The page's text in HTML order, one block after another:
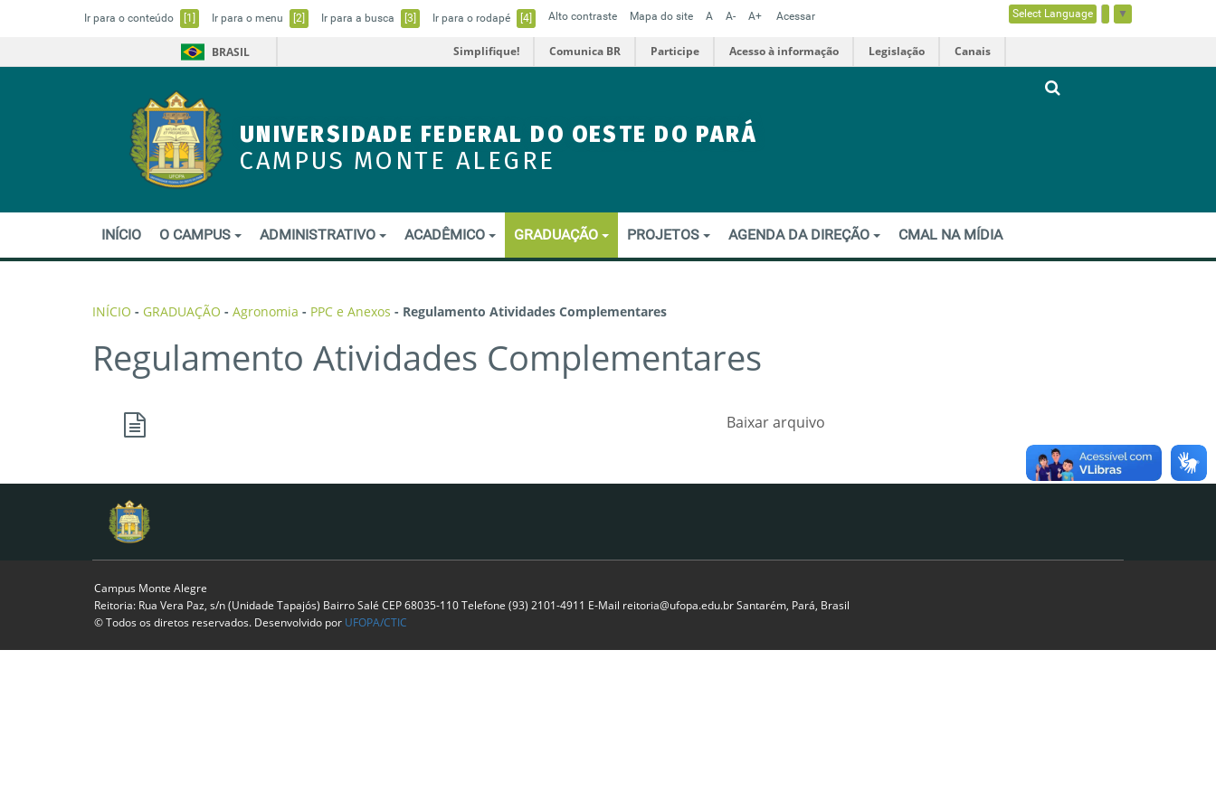
Ir para o conteúdo [1] Ir para o menu [2] Ir para a busca [3] Ir para o rodapé [4] Alto contraste Mapa do site A A- A+ Acessar Select Language ▼
BRASIL Simplifique! Comunica BR Participe Acesso à informação Legislação Canais
UNIVERSIDADE FEDERAL DO OESTE DO PARÁ
CAMPUS MONTE ALEGRE
INÍCIO O CAMPUS ADMINISTRATIVO ACADÊMICO GRADUAÇÃO PROJETOS AGENDA DA DIREÇÃO CMAL NA MÍDIA
INÍCIO - GRADUAÇÃO - Agronomia - PPC e Anexos - Regulamento Atividades Complementares
Regulamento Atividades Complementares
Baixar arquivo
Campus Monte Alegre
Reitoria: Rua Vera Paz, s/n (Unidade Tapajós) Bairro Salé CEP 68035-110 Telefone (93) 2101-4911 E-Mail reitoria@ufopa.edu.br Santarém, Pará, Brasil
© Todos os diretos reservados. Desenvolvido por UFOPA/CTIC